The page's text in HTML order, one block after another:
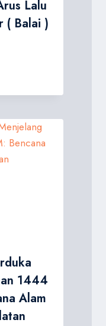
Lalu
( Balai )
1444
Alam